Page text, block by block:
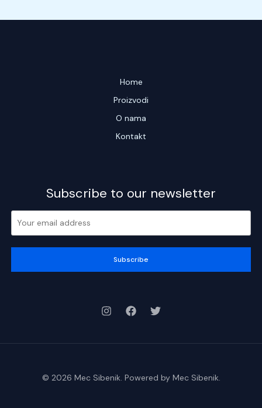
Home
Proizvodi
O nama
Kontakt
Subscribe to our newsletter
Subscribe
© 2026 Mec Sibenik. Powered by Mec Sibenik.